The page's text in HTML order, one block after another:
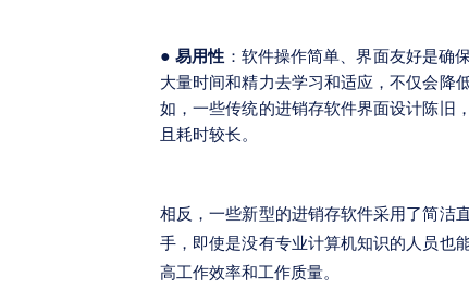
● 易用性 ：软件操作简单、界面友好是确
大量时间和精力去学习和适应，不仅会降
如，一些传统的进销存软件界面设计陈旧
且耗时较长。
相反，一些新型的进销存软件采用了简洁
手，即使是没有专业计算机知识的人员也
高工作效率和工作质量。